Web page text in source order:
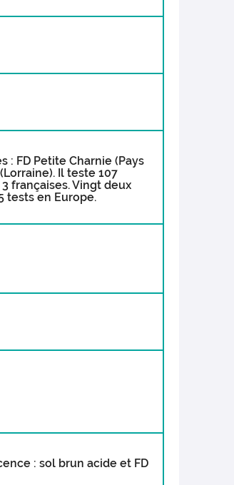
: FD Petite Charnie (Pays
Il teste 107
françaises. Vingt deux
tests en Europe.
: sol brun acide et FD